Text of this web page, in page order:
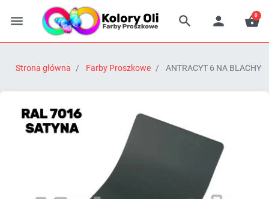
   
0
Strona główna Farby Proszkowe ANTRACYT 6 NA BLACHY